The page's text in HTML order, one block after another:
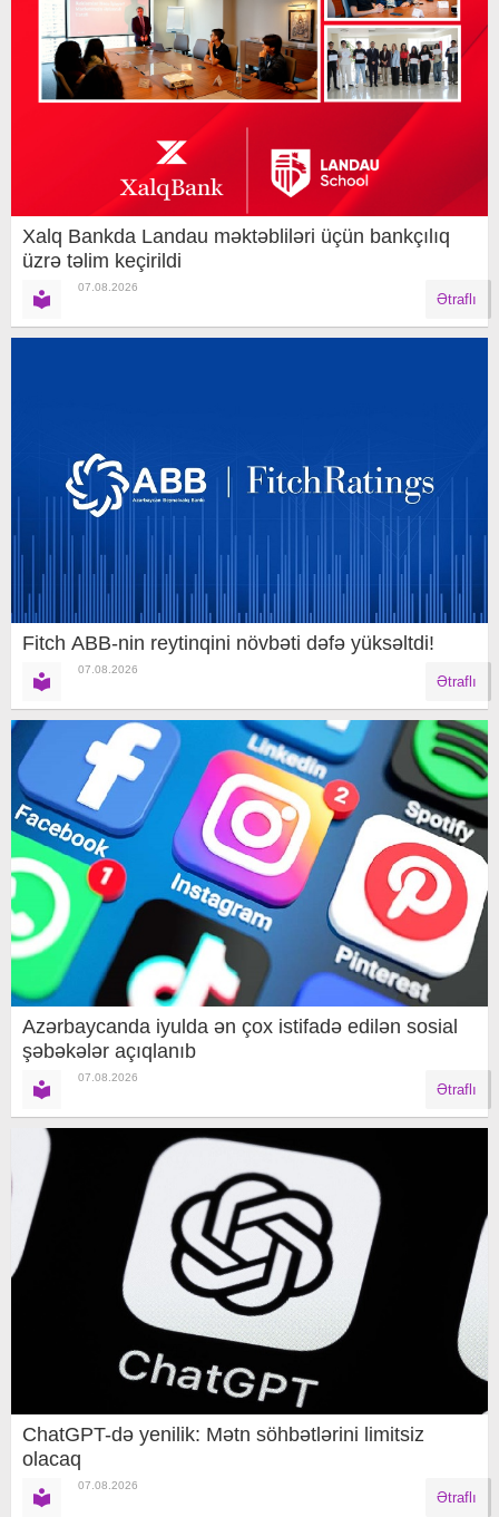
Xalq Bankda Landau məktəbliləri üçün bankçılıq
üzrə təlim keçirildi
07.08.2026
Ətraflı
Fitch ABB-nin reytinqini növbəti dəfə yüksəltdi!
07.08.2026
Ətraflı
Azərbaycanda iyulda ən çox istifadə edilən sosial
şəbəkələr açıqlanıb
07.08.2026
Ətraflı
ChatGPT-də yenilik: Mətn söhbətlərini limitsiz
olacaq
07.08.2026
Ətraflı